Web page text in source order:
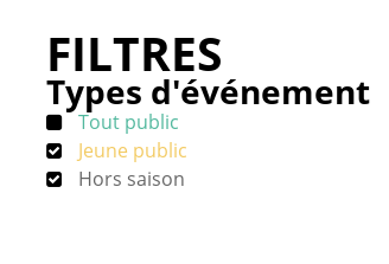
FILTRES
Types d'événement
Tout public
Jeune public
Hors saison